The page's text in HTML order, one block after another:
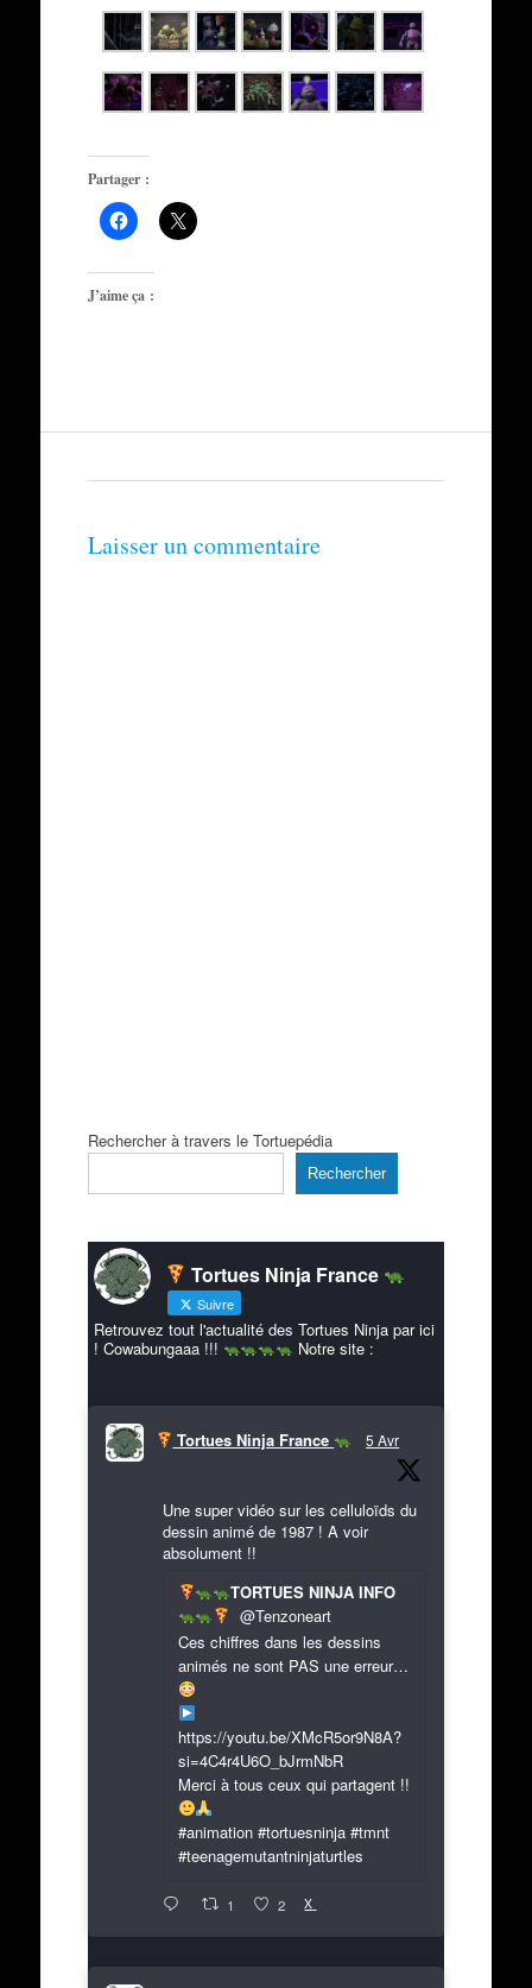
Partager :
J’aime ça :
Laisser un commentaire
Rechercher à travers le Tortuepédia
Rechercher
Tortues Ninja France
Suivre
Retrouvez tout l'actualité des Tortues Ninja par ici
! Cowabungaaa !!!
Notre site :
Tortues Ninja France 5 Avr
Une super vidéo sur les celluloïds du
dessin animé de 1987 ! A voir
absolument !!
TORTUES NINJA INFO
@Tenzoneart
Ces chiffres dans les dessins
animés ne sont PAS une erreur…
https://youtu.be/XMcR5or9N8A?
si=4C4r4U6O_bJrmNbR
Merci à tous ceux qui partagent !!
#animation #tortuesninja #tmnt
#teenagemutantninjaturtles
1 2 X